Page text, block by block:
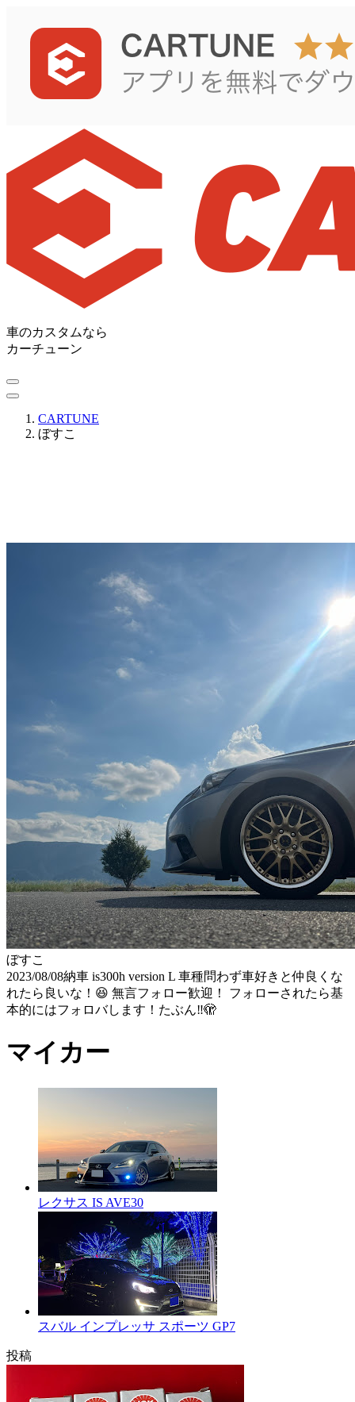
車のカスタムなら
カーチューン
CARTUNE
ぼすこ
ぼすこ
2023/08/08納車 is300h version L 車種問わず車好きと仲良くな
れたら良いな！😆 無言フォロー歓迎！ フォローされたら基
本的にはフォロバします！たぶん‼️🫣
マイカー
レクサス IS AVE30
スバル インプレッサ スポーツ GP7
投稿